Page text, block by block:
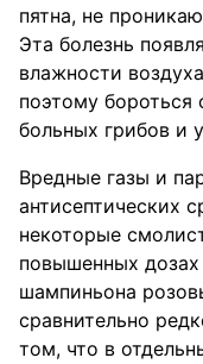
пятна, не
Эта болезнь
влажности
поэтому
больных грибов и
Вредные газы и
антисептических
некоторые
повышенных дозах
шампиньона
сравнительно
том, что в